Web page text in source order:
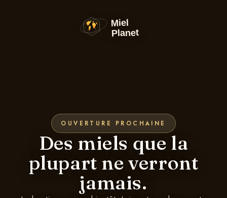
OUVERTURE PROCHAINE
Des miels que la
plupart ne verront
jamais.